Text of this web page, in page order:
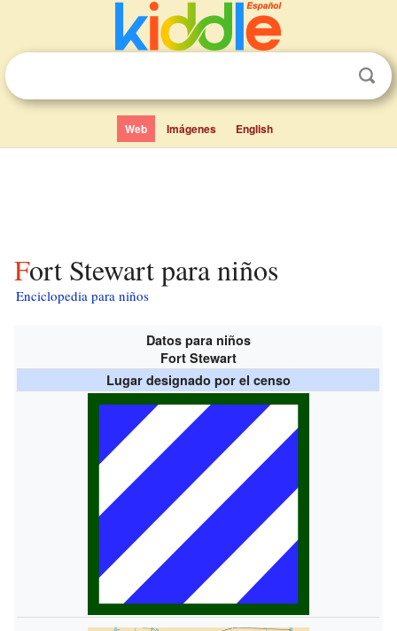
Web Imágenes English
Fort Stewart para niños
Enciclopedia para niños
Datos para niños
Fort Stewart
Lugar designado por el censo